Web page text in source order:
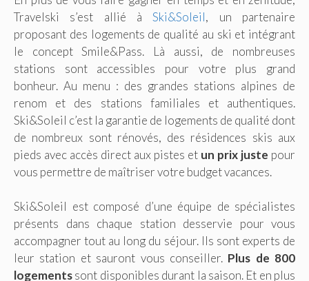
Travelski s’est allié àSki&Soleil, un partenaire
proposant des logements de qualité au ski et intégrant
le concept Smile&Pass. Là aussi, de nombreuses
stations sont accessibles pour votre plus grand
bonheur. Au menu : des grandes stations alpines de
renom et des stations familiales et authentiques.
Ski&Soleil c’est la garantie de logements de qualité dont
de nombreux sont rénovés, des résidences skis aux
pieds avec accès direct aux pistes et un prix juste pour
vous permettre de maîtriser votre budget vacances.
Ski&Soleil est composé d’une équipe de spécialistes
présents dans chaque station desservie pour vous
accompagner tout au long du séjour. Ils sont experts de
leur station et sauront vous conseiller. Plus de 800
logementssont disponibles durant la saison. Et en plus